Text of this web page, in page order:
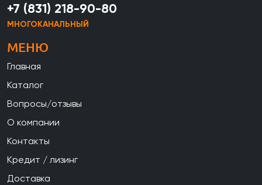
+7 (831) 218-90-80
МНОГОКАНАЛЬНЫЙ
МЕНЮ
Главная
Каталог
Вопросы/отзывы
О компании
Контакты
Кредит / лизинг
Доставка